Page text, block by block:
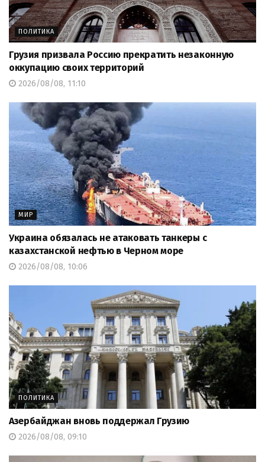
ПОЛИТИКА
Грузия призвала Россию прекратить незаконную
оккупацию своих территорий
2026/08/08, 11:10
МИР
Украина обязалась не атаковать танкеры с
казахстанской нефтью в Черном море
2026/08/08, 10:06
ПОЛИТИКА
Азербайджан вновь поддержал Грузию
2026/08/08, 09:10